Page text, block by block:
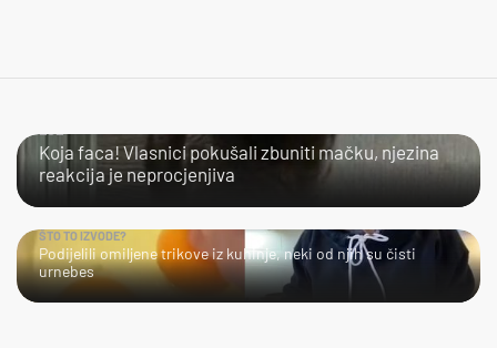
Koja faca! Vlasnici pokušali zbuniti mačku, njezina
reakcija je neprocjenjiva
ŠTO TO IZVODE?
Podijelili omiljene trikove iz kuhinje, neki od njih su čisti
urnebes